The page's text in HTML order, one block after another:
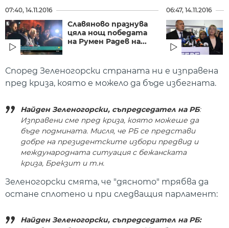
07:40, 14.11.2016
Славяново празнува
цяла нощ победата
на Румен Радев на...
06:47, 14.11.2016
Според Зеленогорски страната ни е изправена
пред криза, която е можело да бъде избегната.
Найден Зеленогорски, съпредседател на РБ:
Изправени сме пред криза, която можеше да
бъде подмината. Мисля, че РБ се представи
добре на президентските избори предвид и
международната ситуация с бежанската
криза, Брекзит и т.н.
Зеленогорски смята, че "дясното" трябва да
остане сплотено и при следващия парламент:
Найден Зеленогорски, съпредседател на РБ: